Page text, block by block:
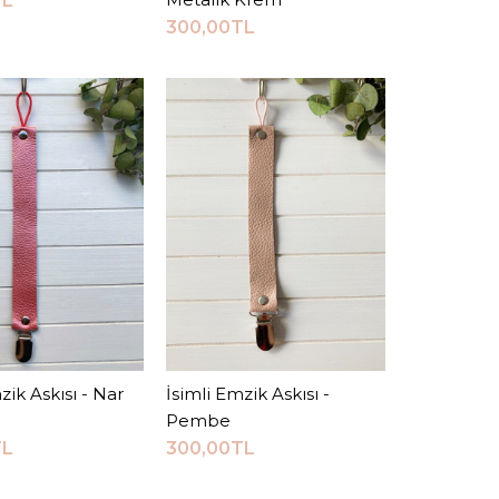
Askısı
300,00TL
Ekle
Askısı - Nar
Sepete Ekle
İsimli Emzik Askısı -
Pembe
300,00TL